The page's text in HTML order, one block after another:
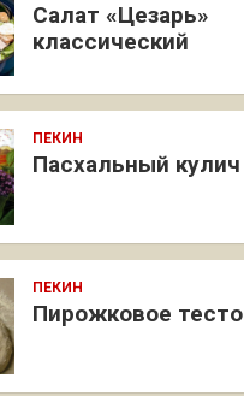
Салат «Цезарь»
классический
ПЕКИН
Пасхальный кулич
ПЕКИН
Пирожковое тесто